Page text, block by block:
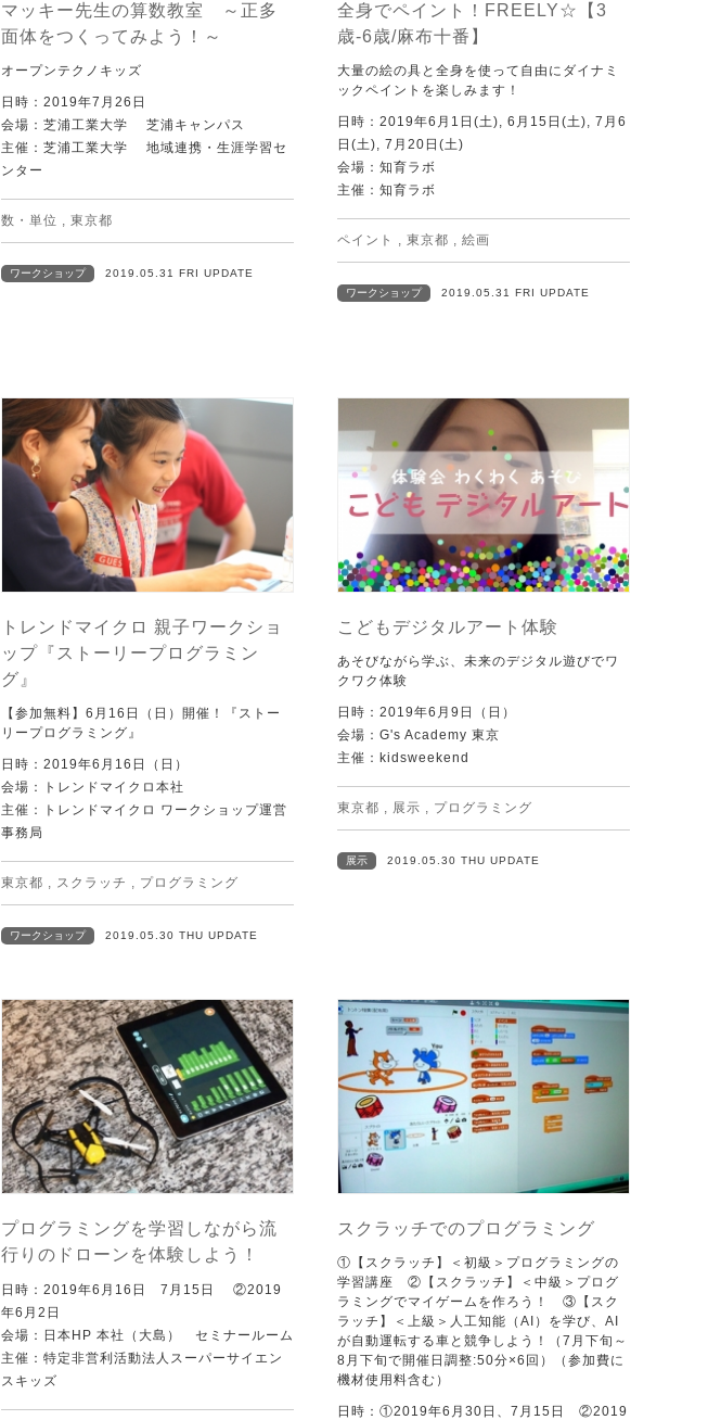
マッキー先生の算数教室 ～正多
面体をつくってみよう！～
オープンテクノキッズ
日時：2019年7月26日
会場：芝浦工業大学 芝浦キャンパス
主催：芝浦工業大学 地域連携・生涯学習セ
ンター
数・単位 , 東京都
ワークショップ 2019.05.31 FRI UPDATE
全身でペイント！FREELY☆【3
歳-6歳/麻布十番】
大量の絵の具と全身を使って自由にダイナミ
ックペイントを楽しみます！
日時：2019年6月1日(土), 6月15日(土), 7月6
日(土), 7月20日(土)
会場：知育ラボ
主催：知育ラボ
ペイント , 東京都 , 絵画
ワークショップ 2019.05.31 FRI UPDATE
トレンドマイクロ 親子ワークショ
ップ『ストーリープログラミン
グ』
【参加無料】6月16日（日）開催！『ストー
リープログラミング』
日時：2019年6月16日（日）
会場：トレンドマイクロ本社
主催：トレンドマイクロ ワークショップ運営
事務局
東京都 , スクラッチ , プログラミング
ワークショップ 2019.05.30 THU UPDATE
こどもデジタルアート体験
あそびながら学ぶ、未来のデジタル遊びでワ
クワク体験
日時：2019年6月9日（日）
会場：G's Academy 東京
主催：kidsweekend
東京都 , 展示 , プログラミング
展示 2019.05.30 THU UPDATE
プログラミングを学習しながら流
行りのドローンを体験しよう！
日時：2019年6月16日 7月15日 ②2019
年6月2日
会場：日本HP 本社（大島） セミナールーム
主催：特定非営利活動法人スーパーサイエン
スキッズ
スクラッチでのプログラミング
①【スクラッチ】＜初級＞プログラミングの
学習講座 ②【スクラッチ】＜中級＞プログ
ラミングでマイゲームを作ろう！ ③【スク
ラッチ】＜上級＞人工知能（AI）を学び、AI
が自動運転する車と競争しよう！（7月下旬～
8月下旬で開催日調整:50分×6回）（参加費に
機材使用料含む）
日時：①2019年6月30日、7月15日 ②2019